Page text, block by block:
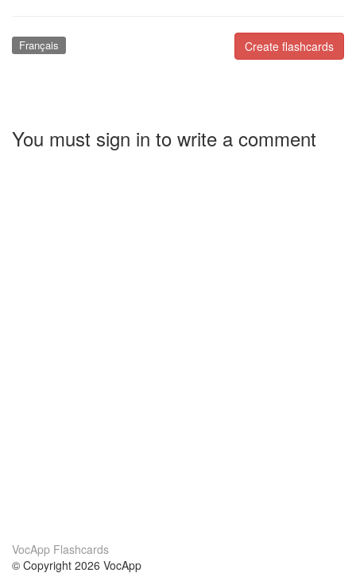
Create flashcards
Français
You must sign in to write a comment
VocApp Flashcards
© Copyright 2026 VocApp